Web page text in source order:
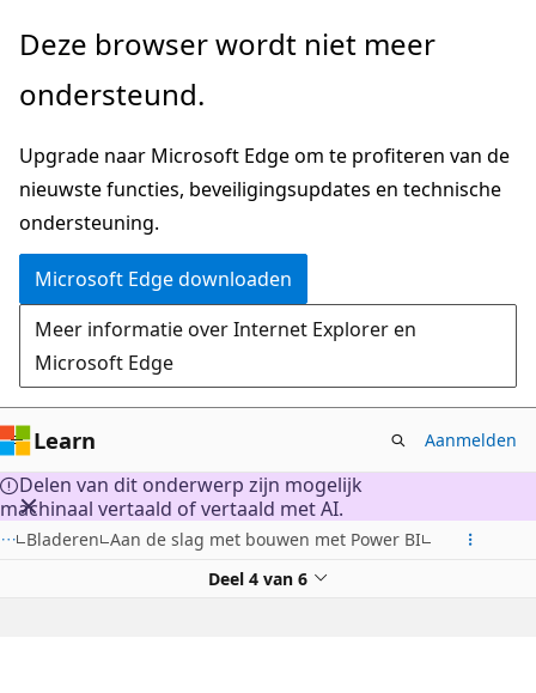
Naar
gaan
Deze browser wordt niet meer
ondersteund.
Upgrade naar Microsoft Edge om te profiteren van de
nieuwste functies, beveiligingsupdates en technische
ondersteuning.
Microsoft Edge downloaden
Meer informatie over Internet Explorer en
Microsoft Edge
Learn Aanmelden
Delen van dit onderwerp zijn mogelijk
machinaal vertaald of vertaald met AI.
Bladeren Aan de slag met bouwen met Power BI
Deel 4 van 6